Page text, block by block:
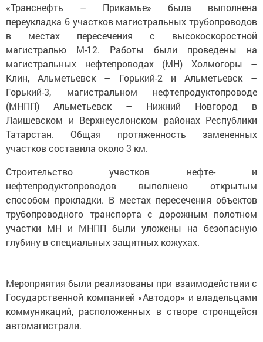
«Транснефть – Прикамье» была выполнена
переукладка 6 участков магистральных трубопроводов
в местах пересечения с высокоскоростной
магистралью М-12. Работы были проведены на
магистральных нефтепроводах (МН) Холмогоры –
Клин, Альметьевск – Горький-2 и Альметьевск –
Горький-3, магистральном нефтепродуктопроводе
(МНПП) Альметьевск – Нижний Новгород в
Лаишевском и Верхнеуслонском районах Республики
Татарстан. Общая протяженность замененных
участков составила около 3 км.
Строительство участков нефте- и
нефтепродуктопроводов выполнено открытым
способом прокладки. В местах пересечения объектов
трубопроводного транспорта с дорожным полотном
участки МН и МНПП были уложены на безопасную
глубину в специальных защитных кожухах.
Мероприятия были реализованы при взаимодействии с
Государственной компанией «Автодор» и владельцами
коммуникаций, расположенных в створе строящейся
автомагистрали.